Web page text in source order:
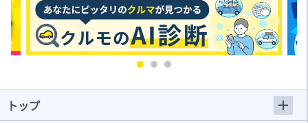
トップ